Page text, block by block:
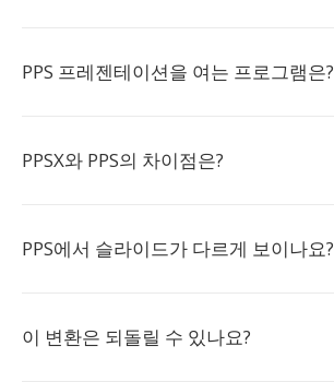
PPS 프레젠테이션을 여는 프로그램은?
PPSX와 PPS의 차이점은?
PPS에서 슬라이드가 다르게 보이나요?
이 변환은 되돌릴 수 있나요?